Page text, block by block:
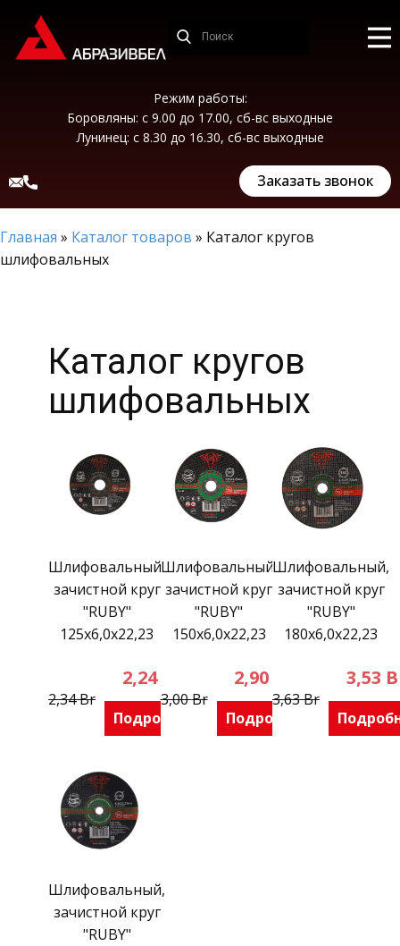
Режим работы:
Боровляны: с 9.00 до 17.00, сб-вс выходные
Лунинец: с 8.30 до 16.30, сб-вс выходные
Заказать звонок
Главная » Каталог товаров » Каталог кругов
шлифовальных
Каталог кругов
шлифовальных
Шлифовальный,
зачистной круг
"RUBY"
125х6,0х22,23
2,34Br
2,24
Подробнее
Шлифовальный,
зачистной круг
"RUBY"
150х6,0х22,23
3,00Br
2,90
Подробнее
Шлифовальный,
зачистной круг
"RUBY"
180х6,0х22,23
3,63Br
3,53
Шлифовальный,
зачистной круг
"RUBY"